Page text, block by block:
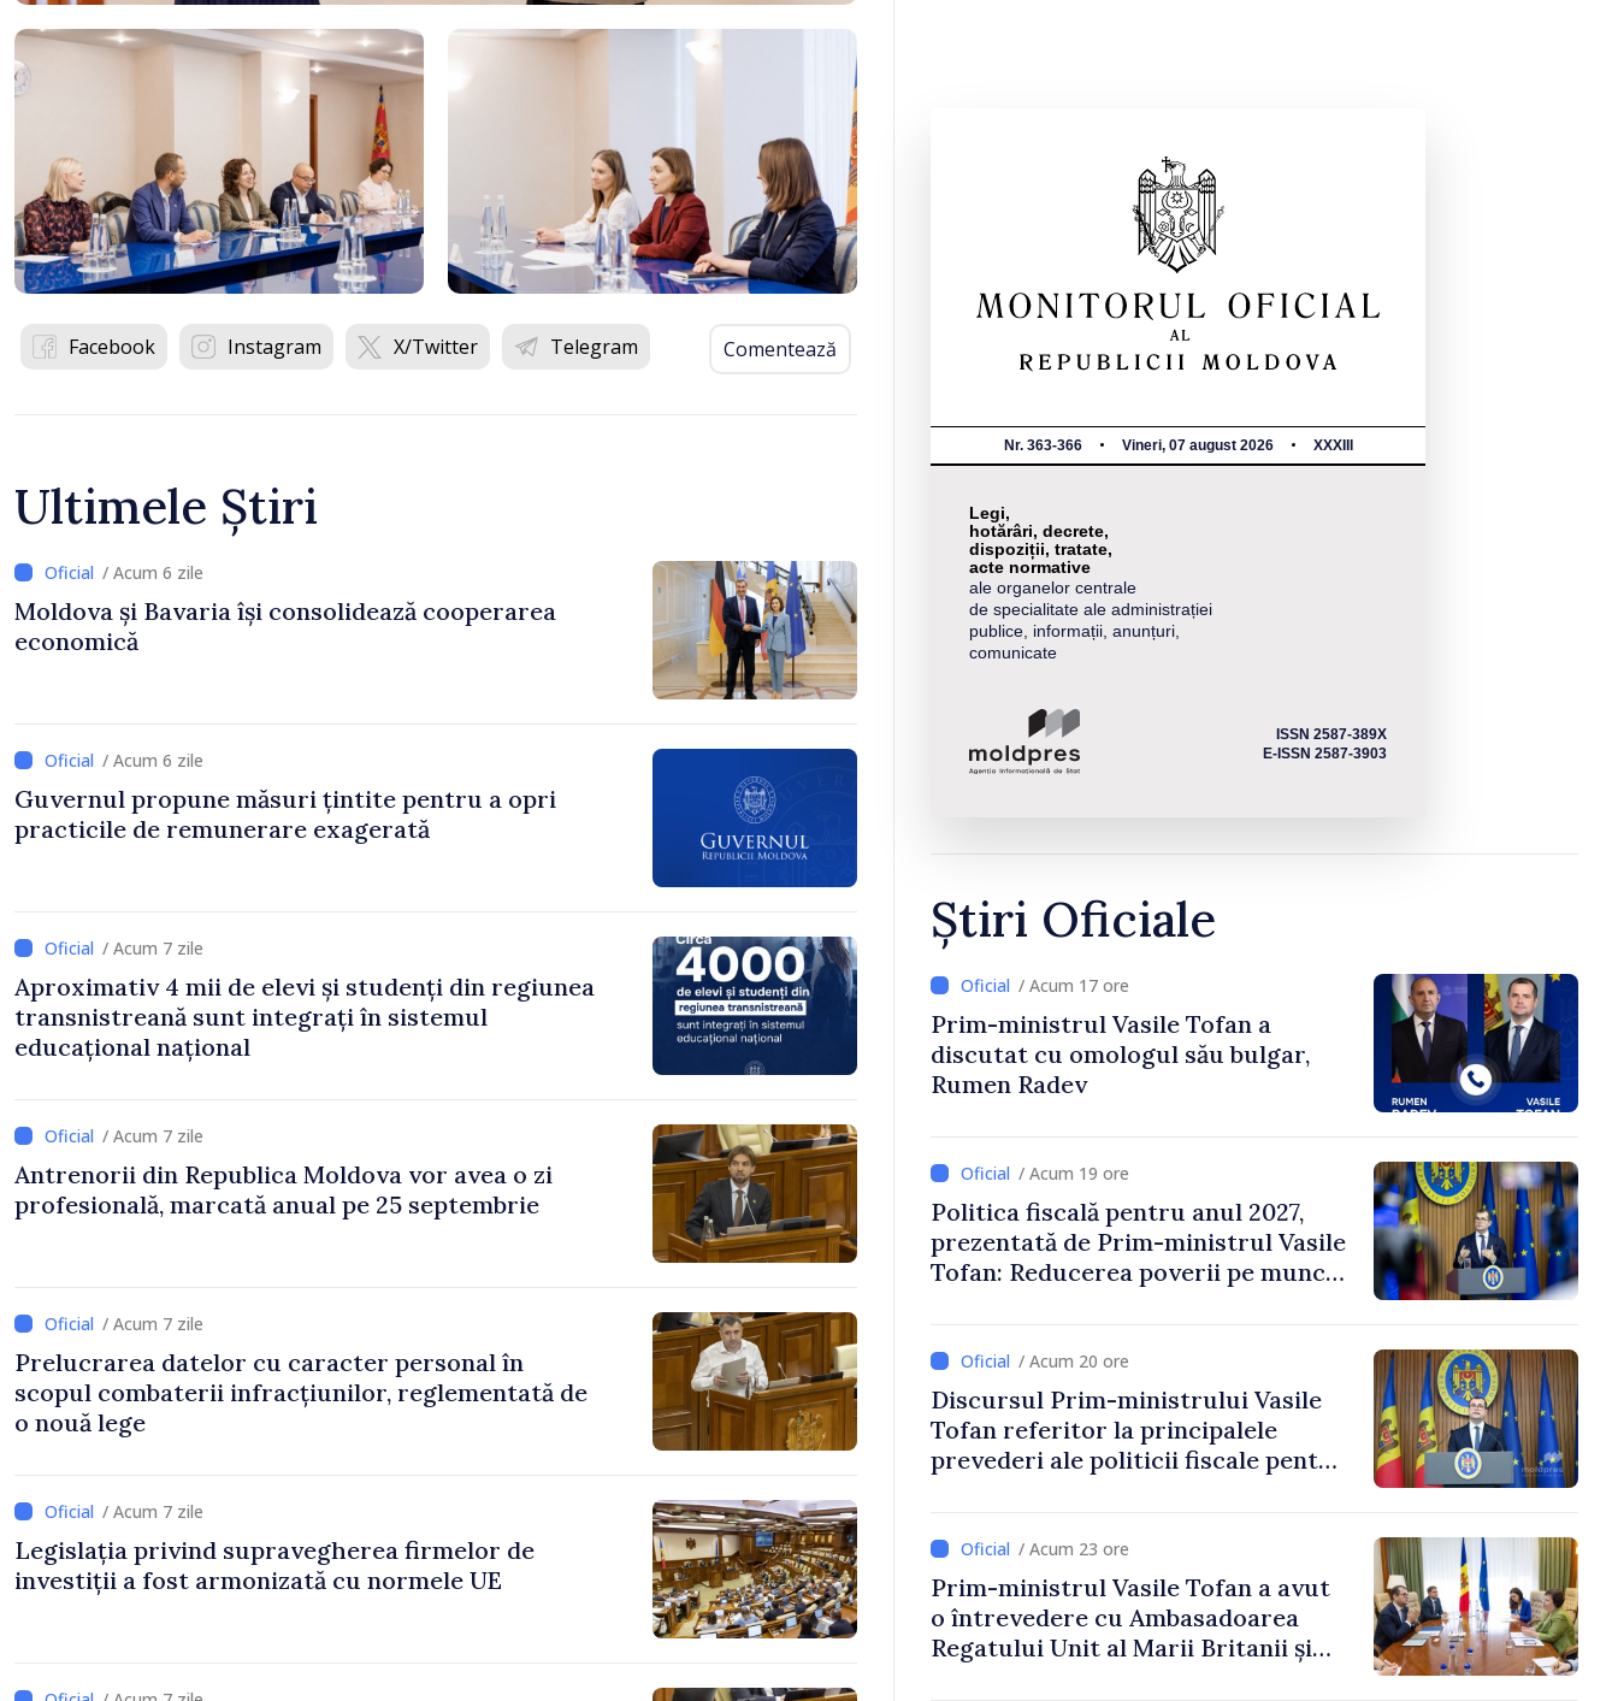
Facebook Instagram X/Twitter Telegram Comentează
Ultimele Știri
/ Acum 6 zile
Moldova și Bavaria își consolidează cooperarea
economică
/ Acum 6 zile
Guvernul propune măsuri țintite pentru a opri
practicile de remunerare exagerată
/ Acum 7 zile
Aproximativ 4 mii de elevi și studenți din regiunea
transnistreană sunt integrați în sistemul
educațional național
/ Acum 7 zile
Antrenorii din Republica Moldova vor avea o zi
profesională, marcată anual pe 25 septembrie
/ Acum 7 zile
Prelucrarea datelor cu caracter personal în
scopul combaterii infracțiunilor, reglementată de
o nouă lege
/ Acum 7 zile
Legislația privind supravegherea firmelor de
investiții a fost armonizată cu normele UE
Nr. 363-366 Vineri, 07 august 2026 XXXIII
Legi,
hotărâri, decrete,
dispoziții, tratate,
acte normative
ale organelor centrale
de specialitate ale administrației
publice, informații, anunțuri,
comunicate
ISSN 2587-389X
E-ISSN 2587-3903
Știri Oficiale
/ Acum 17 ore
Prim-ministrul Vasile Tofan a
discutat cu omologul său bulgar,
Rumen Radev
/ Acum 19 ore
Politica fiscală pentru anul 2027,
prezentată de Prim-ministrul Vasile
Tofan: Reducerea poverii pe muncă,
/ Acum 20 ore
Discursul Prim-ministrului Vasile
Tofan referitor la principalele
prevederi ale politicii fiscale pentru
/ Acum 23 ore
Prim-ministrul Vasile Tofan a avut
o întrevedere cu Ambasadoarea
Regatului Unit al Marii Britanii și